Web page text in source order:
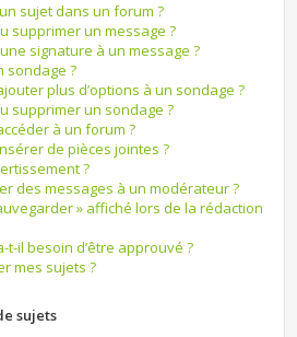
sujet dans un forum ?
supprimer un message ?
signature à un message ?
sondage ?
plus d’options à un sondage ?
supprimer un sondage ?
à un forum ?
de pièces jointes ?
?
des messages à un modérateur ?
» affiché lors de la rédaction
il besoin d’être approuvé ?
mes sujets ?
sujets